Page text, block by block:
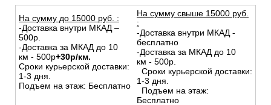
На сумму до 15000 руб. :
-Доставка внутри МКАД –
500р.
-Доставка за МКАД до 10
км - 500р+30р/км.
Сроки курьерской доставки:
1-3 дня.
Подъем на этаж: Бесплатно
На сумму свыше 15000 руб.
:
-Доставка внутри МКАД -
бесплатно
-Доставка за МКАД до 10
км - 500р.
Сроки курьерской доставки:
1-3 дня.
Подъем на этаж:
Бесплатно